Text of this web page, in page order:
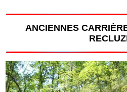
ANCIENNES